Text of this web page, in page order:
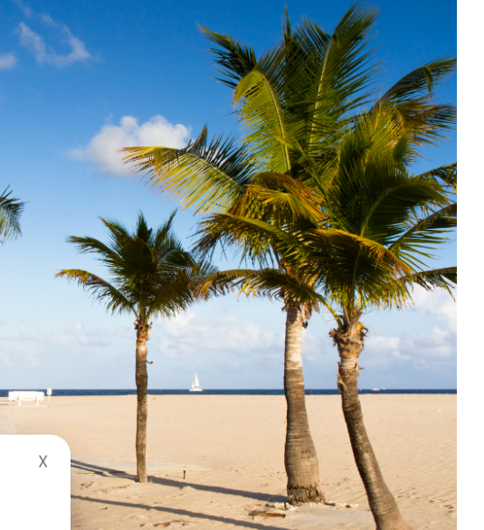
XMasquer le bandeau des cookies